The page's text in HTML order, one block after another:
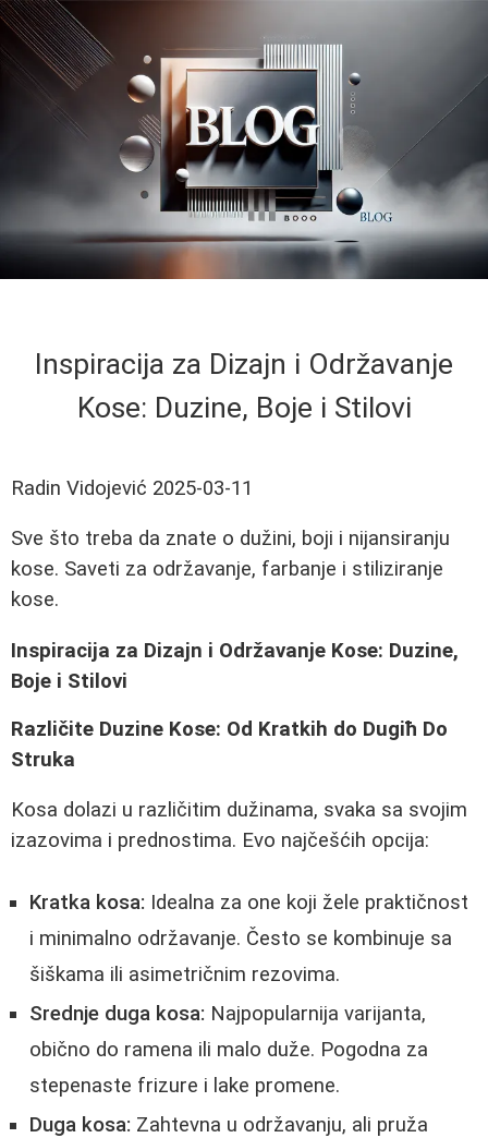
Inspiracija za Dizajn i Održavanje
Kose: Duzine, Boje i Stilovi
Radin Vidojević 2025-03-11
Sve što treba da znate o dužini, boji i nijansiranju
kose. Saveti za održavanje, farbanje i stiliziranje
kose.
Inspiracija za Dizajn i Održavanje Kose: Duzine,
Boje i Stilovi
Različite Duzine Kose: Od Kratkih do Dugiħ Do
Struka
Kosa dolazi u različitim dužinama, svaka sa svojim
izazovima i prednostima. Evo najčešćih opcija:
Kratka kosa: Idealna za one koji žele praktičnost
i minimalno održavanje. Često se kombinuje sa
šiškama ili asimetričnim rezovima.
Srednje duga kosa: Najpopularnija varijanta,
obično do ramena ili malo duže. Pogodna za
stepenaste frizure i lake promene.
Duga kosa: Zahtevna u održavanju, ali pruža